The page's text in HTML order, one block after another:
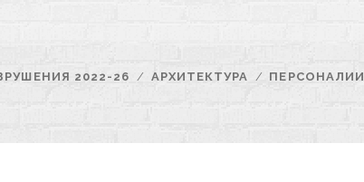
2022-26 АРХИТЕКТУРА ПЕРСОНАЛИИ